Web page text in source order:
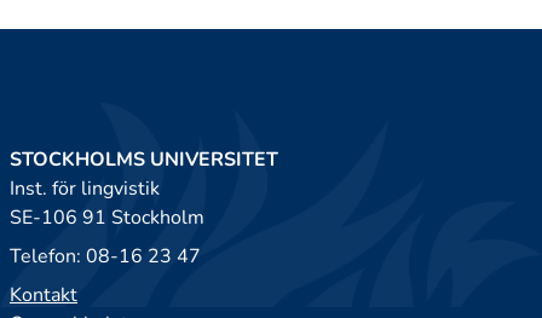
STOCKHOLMS UNIVERSITET
Inst. för lingvistik
SE-106 91 Stockholm
Telefon: 08-16 23 47
Kontakt